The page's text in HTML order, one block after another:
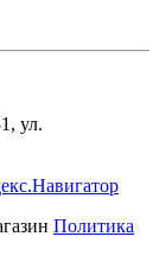
ул.
Политика